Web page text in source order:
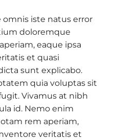
iste natus error
doloremque
eaque ipsa
et quasi
sunt explicabo.
quia voluptas sit
Vivamus at nibh
id. Nemo enim
rem aperiam,
veritatis et